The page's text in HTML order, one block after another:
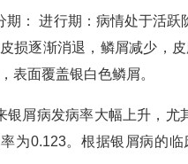
期： 进行期：病情处于活跃
损逐渐消退，鳞屑减少，
表面覆盖银白色鳞屑。
银屑病发病率大幅上升，尤
为0.123。根据银屑病的